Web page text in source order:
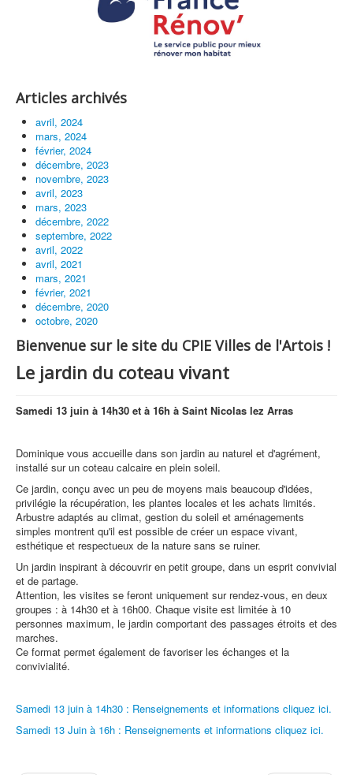
Articles archivés
avril, 2024
mars, 2024
février, 2024
décembre, 2023
novembre, 2023
avril, 2023
mars, 2023
décembre, 2022
septembre, 2022
avril, 2022
avril, 2021
mars, 2021
février, 2021
décembre, 2020
octobre, 2020
Bienvenue sur le site du CPIE Villes de l'Artois !
Le jardin du coteau vivant
Samedi 13 juin à 14h30 et à 16h à Saint Nicolas lez Arras
Dominique vous accueille dans son jardin au naturel et d'agrément,
installé sur un coteau calcaire en plein soleil.
Ce jardin, conçu avec un peu de moyens mais beaucoup d'idées,
privilégie la récupération, les plantes locales et les achats limités.
Arbustre adaptés au climat, gestion du soleil et aménagements
simples montrent qu'il est possible de créer un espace vivant,
esthétique et respectueux de la nature sans se ruiner.
Un jardin inspirant à découvrir en petit groupe, dans un esprit convivial
et de partage.
Attention, les visites se feront uniquement sur rendez-vous, en deux
groupes : à 14h30 et à 16h00. Chaque visite est limitée à 10
personnes maximum, le jardin comportant des passages étroits et des
marches.
Ce format permet également de favoriser les échanges et la
convivialité.
Samedi 13 juin à 14h30 : Renseignements et informations cliquez ici.
Samedi 13 Juin à 16h : Renseignements et informations cliquez ici.